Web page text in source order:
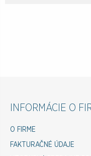
INFORMÁCIE O
O FIRME
FAKTURAČNÉ ÚDAJE